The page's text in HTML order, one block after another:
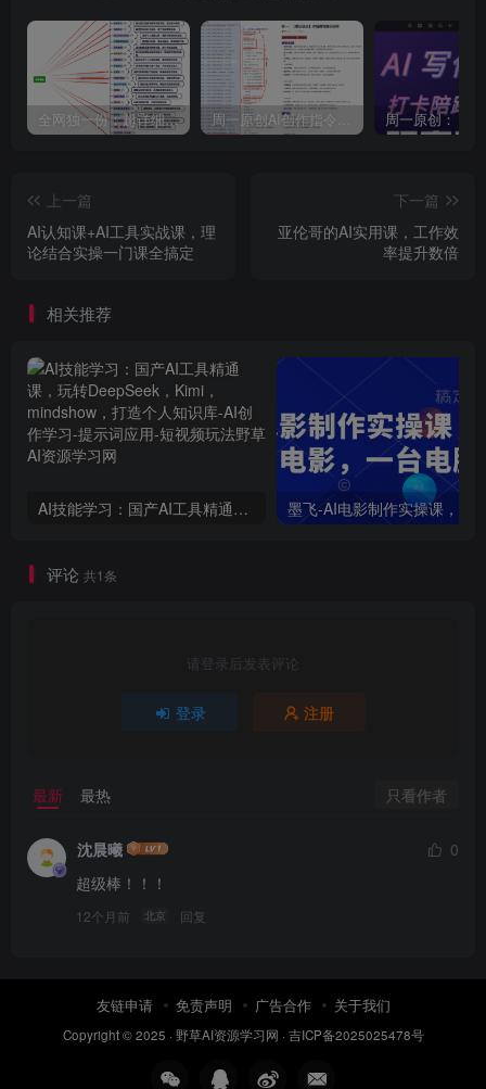
全网独一份：超详细的40+个自媒体赛道领域解析手册，让你的内容创作不再局限！ 周一原创AI创作指令词：30+个领域赛道的创作提示词集合
上一篇
AI认知课+AI工具实战课，理
论结合实操一门课全搞定
下一篇
亚伦哥的AI实用课，工作效
率提升数倍
相关推荐
AI技能学习：国产AI工具精通课，玩转DeepSeek，Kimi，mindshow，打造个人知识库
评论 共1条
请登录后发表评论
登录 注册
最新 最热 只看作者
沈晨曦
0
超级棒！！！
12个月前 北京 回复
友链申请 免责声明 广告合作 关于我们
Copyright © 2025 · 野草AI资源学习网 · 吉ICP备2025025478号